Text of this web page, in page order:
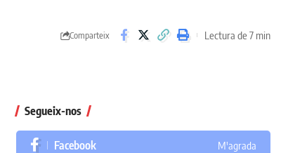
Comparteix Lectura de 7 min
Segueix-nos
Facebook M'agrada